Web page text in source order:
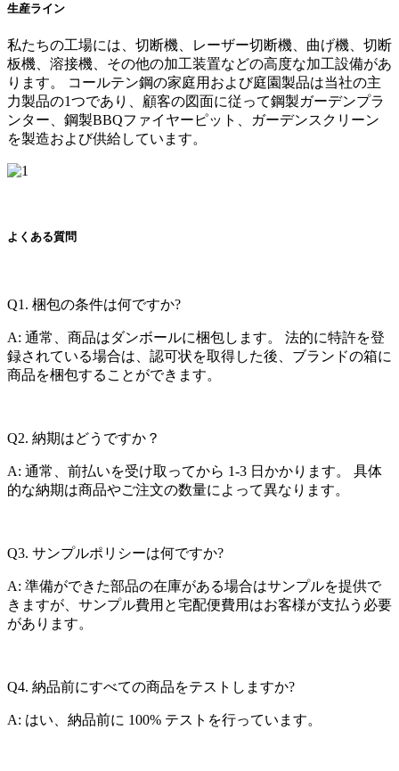
生産ライン
私たちの工場には、切断機、レーザー切断機、曲げ機、切断
板機、溶接機、その他の加工装置などの高度な加工設備があ
ります。 コールテン鋼の家庭用および庭園製品は当社の主
力製品の1つであり、顧客の図面に従って鋼製ガーデンプラ
ンター、鋼製BBQファイヤーピット、ガーデンスクリーン
を製造および供給しています。
よくある質問
Q1. 梱包の条件は何ですか?
A: 通常、商品はダンボールに梱包します。 法的に特許を登
録されている場合は、認可状を取得した後、ブランドの箱に
商品を梱包することができます。
Q2. 納期はどうですか？
A: 通常、前払いを受け取ってから 1-3 日かかります。 具体
的な納期は商品やご注文の数量によって異なります。
Q3. サンプルポリシーは何ですか?
A: 準備ができた部品の在庫がある場合はサンプルを提供で
きますが、サンプル費用と宅配便費用はお客様が支払う必要
があります。
Q4. 納品前にすべての商品をテストしますか?
A: はい、納品前に 100% テストを行っています。